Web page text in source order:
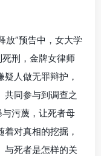
放”预告中，女大学
刑，金牌女律师
人做无罪辩护，
共同参与到调查之
污蔑，让死者母
对真相的挖掘，
与死者是怎样的关